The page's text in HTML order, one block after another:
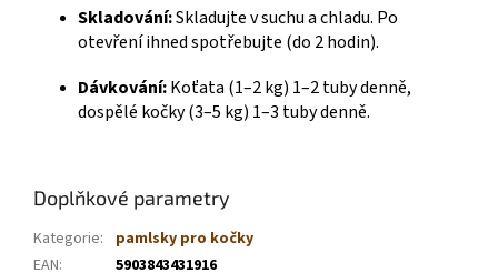
Skladování:Skladujte v suchu a chladu. Po
otevření ihned spotřebujte (do 2 hodin).
Dávkování:Koťata (1–2 kg) 1–2 tuby denně,
dospělé kočky (3–5 kg) 1–3 tuby denně.
Doplňkové parametry
Kategorie:
pamlsky pro kočky
EAN:
5903843431916